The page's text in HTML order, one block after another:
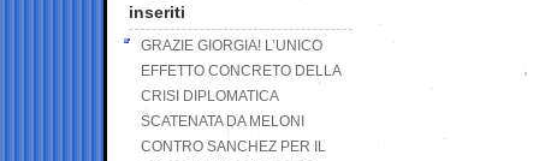
inseriti
GRAZIE GIORGIA! L’UNICO
EFFETTO CONCRETO DELLA
CRISI DIPLOMATICA
SCATENATA DA MELONI
CONTRO SANCHEZ PER IL